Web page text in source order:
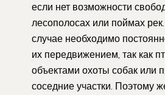
если нет возможности
лесополосах или поймах
случае необходимо
их передвижением, так как
объектами охоты собак или
соседние участки. Поэтому